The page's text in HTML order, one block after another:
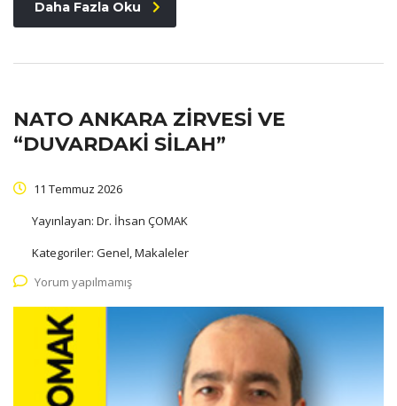
Daha Fazla Oku
NATO ANKARA ZİRVESİ VE
“DUVARDAKİ SİLAH”
11 Temmuz 2026
Yayınlayan: Dr. İhsan ÇOMAK
Kategoriler: Genel, Makaleler
Yorum yapılmamış